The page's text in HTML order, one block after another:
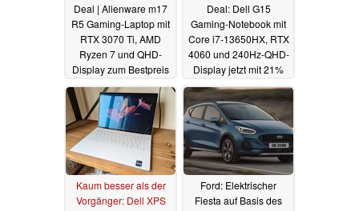
Deal | Alienware m17
R5 Gaming-Laptop mit
RTX 3070 Ti, AMD
Ryzen 7 und QHD-
Display zum Bestpreis
bei Dell dank
Gutscheincode
22.07.2023
Deal: Dell G15
Gaming-Notebook mit
Core i7-13650HX, RTX
4060 und 240Hz-QHD-
Display jetzt mit 21%
Rabatt21.07.2023
Kaum besser als der
Vorgänger: Dell XPS
Ford: Elektrischer
Fiesta auf Basis des